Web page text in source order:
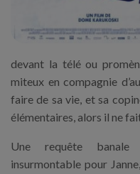
devant la télé ou
miteux en compagnie
faire de sa vie, et sa
élémentaires, alors il ne
Une requête
insurmontable pour